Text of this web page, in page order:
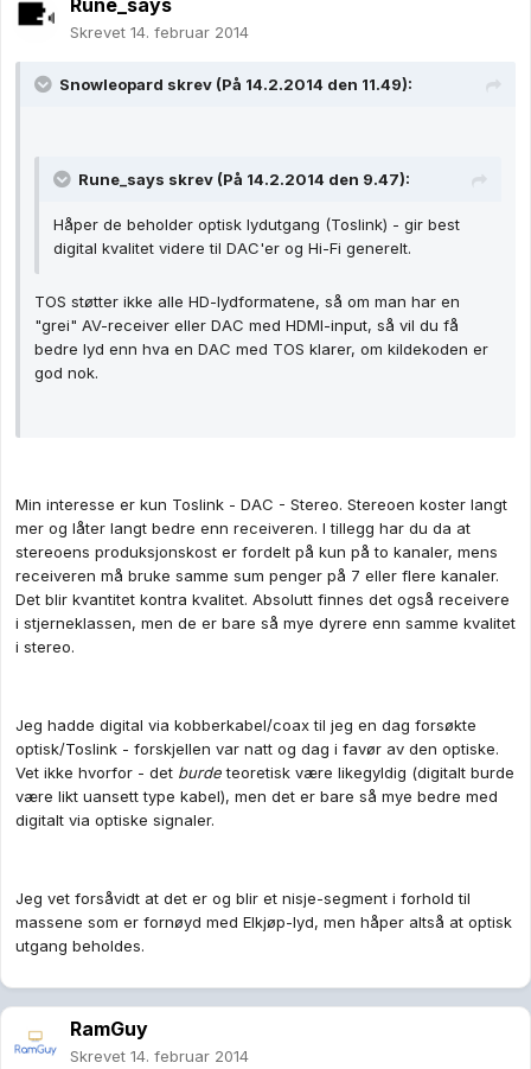
Rune_says
Skrevet 14. februar 2014
Snowleopard skrev (På 14.2.2014 den 11.49):
Rune_says skrev (På 14.2.2014 den 9.47):
Håper de beholder optisk lydutgang (Toslink) - gir best
digital kvalitet videre til DAC'er og Hi-Fi generelt.
TOS støtter ikke alle HD-lydformatene, så om man har en
"grei" AV-receiver eller DAC med HDMI-input, så vil du få
bedre lyd enn hva en DAC med TOS klarer, om kildekoden er
god nok.
Min interesse er kun Toslink - DAC - Stereo. Stereoen koster langt
mer og låter langt bedre enn receiveren. I tillegg har du da at
stereoens produksjonskost er fordelt på kun på to kanaler, mens
receiveren må bruke samme sum penger på 7 eller flere kanaler.
Det blir kvantitet kontra kvalitet. Absolutt finnes det også receivere
i stjerneklassen, men de er bare så mye dyrere enn samme kvalitet
i stereo.
Jeg hadde digital via kobberkabel/coax til jeg en dag forsøkte
optisk/Toslink - forskjellen var natt og dag i favør av den optiske.
Vet ikke hvorfor - det burdeteoretisk være likegyldig (digitalt burde
være likt uansett type kabel), men det er bare så mye bedre med
digitalt via optiske signaler.
Jeg vet forsåvidt at det er og blir et nisje-segment i forhold til
massene som er fornøyd med Elkjøp-lyd, men håper altså at optisk
utgang beholdes.
RamGuy
Skrevet 14. februar 2014